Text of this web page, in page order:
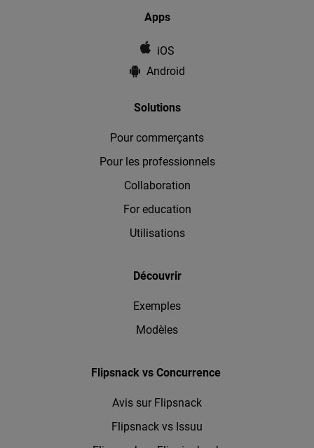
Apps
iOS
Android
Solutions
Pour commerçants
Pour les professionnels
Collaboration
For education
Utilisations
Découvrir
Exemples
Modèles
Flipsnack vs Concurrence
Avis sur Flipsnack
Flipsnack vs Issuu